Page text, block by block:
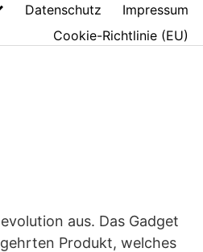
Datenschutz
Impressum
Cookie-Richtlinie (EU)
aus. Das Gadget
Produkt, welches